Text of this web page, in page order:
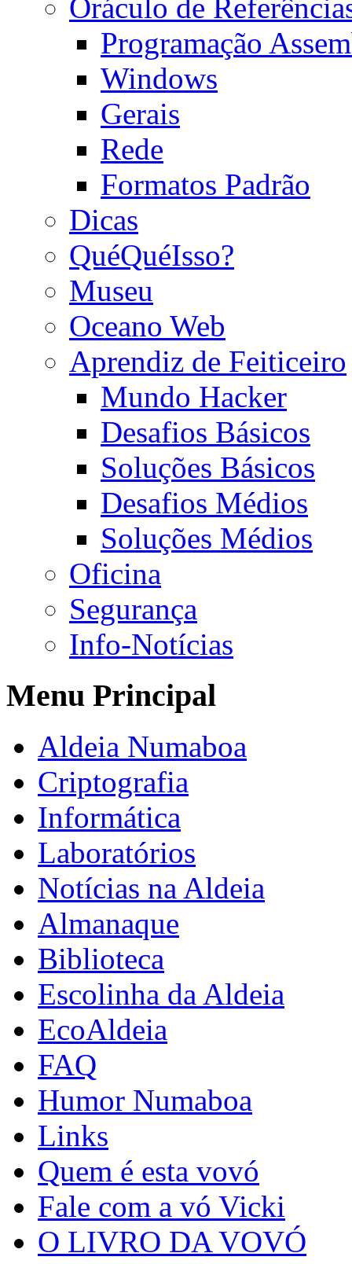
Oráculo de
Programação
Windows
Gerais
Rede
Formatos Padrão
Dicas
QuéQuéIsso?
Museu
Oceano Web
Aprendiz de Feiticeiro
Mundo Hacker
Desafios Básicos
Soluções Básicos
Desafios Médios
Soluções Médios
Oficina
Segurança
Info-Notícias
Menu Principal
Aldeia Numaboa
Criptografia
Informática
Laboratórios
Notícias na Aldeia
Almanaque
Biblioteca
Escolinha da Aldeia
EcoAldeia
FAQ
Humor Numaboa
Links
Quem é esta vovó
Fale com a vó Vicki
O LIVRO DA VOVÓ